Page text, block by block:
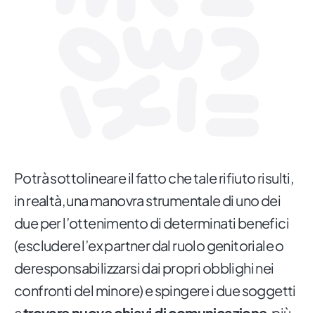
Potrà sottolineare il fatto che tale rifiuto risulti,
in realtà, una manovra strumentale di uno dei
due per l’ottenimento di determinati benefici
(escludere l’ex partner dal ruolo genitoriale o
deresponsabilizzarsi dai propri obblighi nei
confronti del minore) e spingere i due soggetti